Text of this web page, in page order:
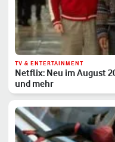
TV & ENTERTAINMENT
Netflix: Neu im August
und mehr